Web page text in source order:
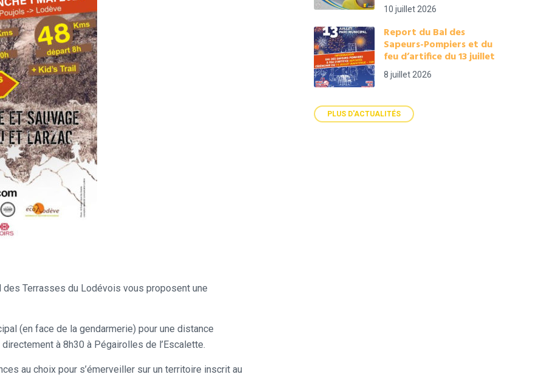
Terrasses du Lodévois vous proposent une
(en face de la gendarmerie) pour une distance
à 8h30 à Pégairolles de l’Escalette.
au choix pour s’émerveiller sur un territoire inscrit au
10 juillet 2026
Report du Bal des
Sapeurs-Pompiers et du
feu d’artifice du 13 juillet
8 juillet 2026
PLUS D'ACTUALITÉS